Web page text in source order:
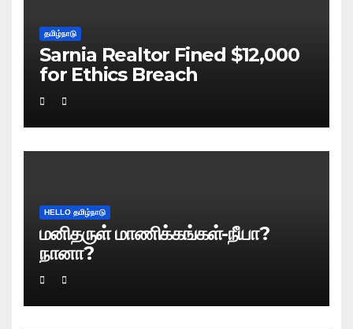
தமிழ்நாடு
Sarnia Realtor Fined $12,000
for Ethics Breach
HELLO தமிழ்நாடு
மனிதருள் மாணிக்கங்கள்-நீயா?
நானா?